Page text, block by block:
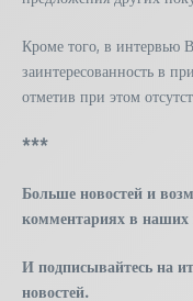
Кроме того, в интервью
заинтересованность в
отметив при этом
***
Больше новостей и
комментариях в наших
И подписывайтесь на
новостей.